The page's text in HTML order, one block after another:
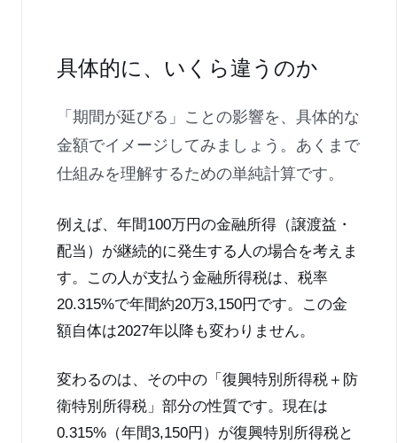
具体的に、いくら違うのか
「期間が延びる」ことの影響を、具体的な
金額でイメージしてみましょう。あくまで
仕組みを理解するための単純計算です。
例えば、年間100万円の金融所得（譲渡益・
配当）が継続的に発生する人の場合を考えま
す。この人が支払う金融所得税は、税率
20.315%で年間約20万3,150円です。この金
額自体は2027年以降も変わりません。
変わるのは、その中の「復興特別所得税＋防
衛特別所得税」部分の性質です。現在は
0.315%（年間3,150円）が復興特別所得税と